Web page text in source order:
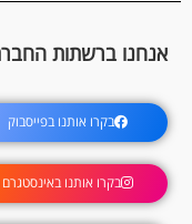
אנחנו ברשתות
בקרו אותנו בפייסבוק
בקרו אותנו באינסטגרם